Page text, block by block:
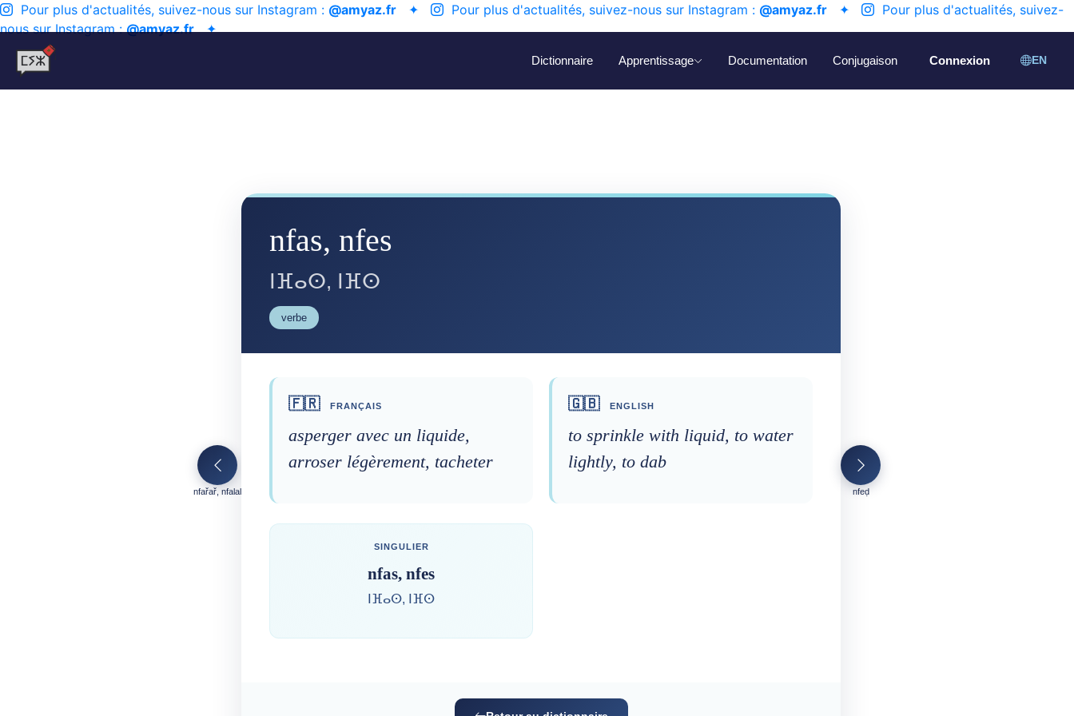
Pour plus d'actualités, suivez-nous sur Instagram : @amyaz.fr ✦ Pour plus d'actualités, suivez-nous sur Instagram : @amyaz.fr ✦
Pour plus d'actualités, suivez-
nous sur Instagram :@amyaz.fr✦
Dictionnaire Apprentissage Documentation Conjugaison Connexion EN
nfařař, nfalal
nfas, nfes
ⵏⴼⴰⵙ, ⵏⴼⵙ
verbe
🇫🇷 FRANÇAIS
asperger avec un liquide,
arroser légèrement, tacheter
🇬🇧 ENGLISH
to sprinkle with liquid, to water
lightly, to dab
SINGULIER
nfas, nfes
ⵏⴼⴰⵙ, ⵏⴼⵙ
nfeḍ